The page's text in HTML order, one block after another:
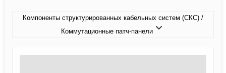
Компоненты структурированных кабельных систем (СКС) /
Коммутационные патч-панели